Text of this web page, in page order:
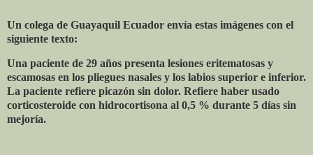
Un colega de Guayaquil Ecuador envía estas imágenes con el
siguiente texto:
Una paciente de 29 años presenta lesiones eritematosas y
escamosas en los pliegues nasales y los labios superior e inferior.
La paciente refiere picazón sin dolor. Refiere haber usado
corticosteroide con hidrocortisona al 0,5 % durante 5 días sin
mejoría.